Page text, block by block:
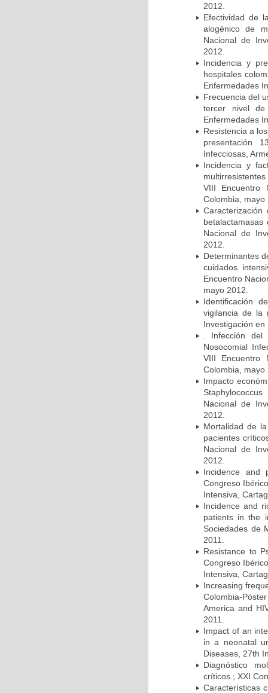
2012.
Efectividad de
alogénico de
Nacional de
2012.
Incidencia y
hospitales
Enfermedades
Frecuencia del
tercer nivel de
Enfermedades
Resistencia a
presentación
Infecciosas,
Incidencia y
VIII Encuentro
Colombia, mayo
Nacional de
2012.
Determinantes
cuidados
Encuentro
mayo 2012.
Identificación
vigilancia de la
Investigación
. Infección
Nosocomial
VIII Encuentro
Colombia, mayo
Impacto
Nacional de
2012.
Mortalidad de
pacientes
Nacional de
2012.
Incidence and
Congreso
Intensiva,
Incidence and
patients in the
Sociedades de
2011.
Resistance to
Congreso
Intensiva,
Increasing
Colombia-
America and
2011.
Impact of an
in a neonatal
Diseases, 27th
Diagnóstico
críticos.; XXI
Características